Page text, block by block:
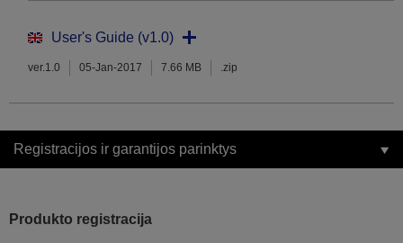
User's Guide (v1.0)
ver.1.0 05-Jan-2017 7.66 MB .zip
Registracijos ir garantijos parinktys
Produkto registracija